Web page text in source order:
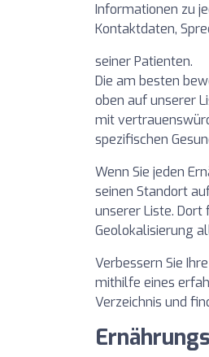
Informationen zu
Kontaktdaten,
seiner Patienten.
Die am besten
oben auf unserer
mit
spezifischen
Wenn Sie jeden
seinen Standort
unserer Liste. Dort
Geolokalisierung
Verbessern Sie
mithilfe eines
Verzeichnis und